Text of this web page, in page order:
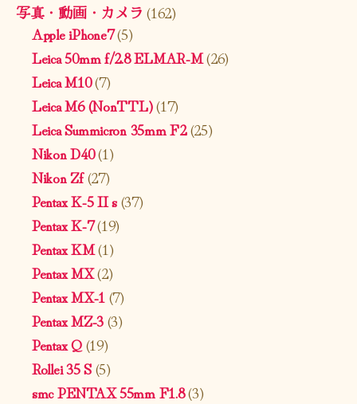
写真・動画・カメラ (162)
Apple iPhone7(5)
Leica 50mm f/2.8 ELMAR-M(26)
Leica M10(7)
Leica M6 (NonTTL)(17)
Leica Summicron 35mm F2(25)
Nikon D40(1)
Nikon Zf(27)
Pentax K-5 II s(37)
Pentax K-7(19)
Pentax KM(1)
Pentax MX(2)
Pentax MX-1 (7)
Pentax MZ-3(3)
Pentax Q(19)
Rollei 35 S(5)
smc PENTAX 55mm F1.8(3)